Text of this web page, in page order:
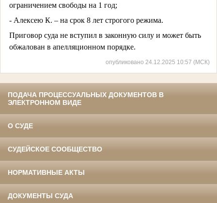
ограничением свободы на 1 год;
- Алексею К. – на срок 8 лет строгого режима.
Приговор суда не вступил в законную силу и может быть
обжалован в апелляционном порядке.
опубликовано 24.12.2025 10:57 (МСК)
ПОДАЧА ПРОЦЕССУАЛЬНЫХ ДОКУМЕНТОВ В
ЭЛЕКТРОННОМ ВИДЕ
О СУДЕ
СУДЕЙСКОЕ СООБЩЕСТВО
НОРМАТИВНЫЕ АКТЫ
ДОКУМЕНТЫ СУДА